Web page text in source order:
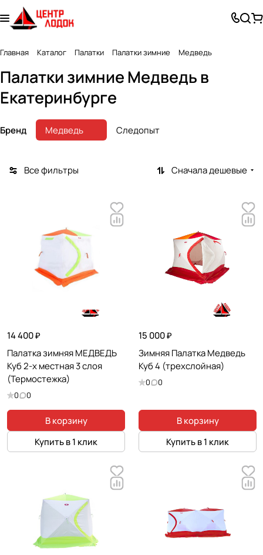
Главная Каталог Палатки Палатки зимние Медведь
Палатки зимние Медведь в
Екатеринбурге
Бренд Медведь Следопыт
Все фильтры Сначала дешевые
14 400 ₽
Палатка зимняя МЕДВЕДЬ
Куб 2-х местная 3 слоя
(Термостежка)
0 0
В корзину
Купить в 1 клик
15 000 ₽
Зимняя Палатка Медведь
Куб 4 (трехслойная)
0 0
В корзину
Купить в 1 клик